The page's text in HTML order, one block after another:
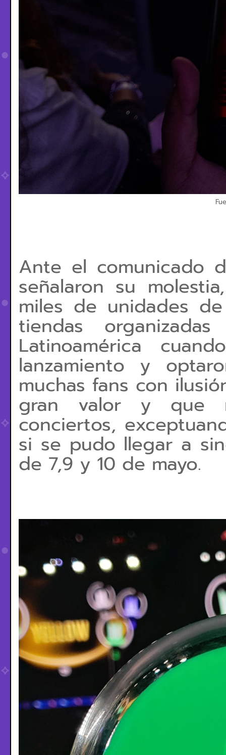
Ante el comunicado
señalaron su
miles de unidades
tiendas
Latinoamérica
lanzamiento y
muchas fans con
gran valor y que
conciertos,
si se pudo llegar a
de 7,9 y 10 de mayo.